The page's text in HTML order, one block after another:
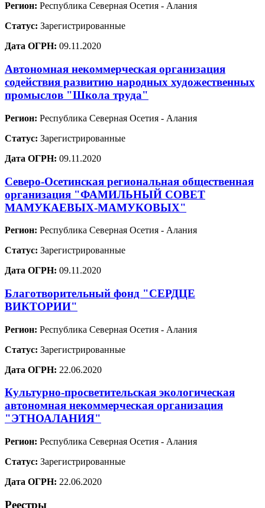
Регион: Республика Северная Осетия - Алания
Статус: Зарегистрированные
Дата ОГРН: 09.11.2020
Автономная некоммерческая организация
содействия развитию народных художественных
промыслов "Школа труда"
Регион: Республика Северная Осетия - Алания
Статус: Зарегистрированные
Дата ОГРН: 09.11.2020
Северо-Осетинская региональная общественная
организация "ФАМИЛЬНЫЙ СОВЕТ
МАМУКАЕВЫХ-МАМУКОВЫХ"
Регион: Республика Северная Осетия - Алания
Статус: Зарегистрированные
Дата ОГРН: 09.11.2020
Благотворительный фонд "СЕРДЦЕ
ВИКТОРИИ"
Регион: Республика Северная Осетия - Алания
Статус: Зарегистрированные
Дата ОГРН: 22.06.2020
Культурно-просветительская экологическая
автономная некоммерческая организация
"ЭТНОАЛАНИЯ"
Регион: Республика Северная Осетия - Алания
Статус: Зарегистрированные
Дата ОГРН: 22.06.2020
Реестры